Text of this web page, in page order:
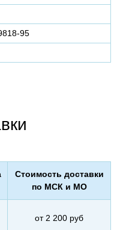
95
Стоимость доставки
по МСК и МО
от 2 200 руб